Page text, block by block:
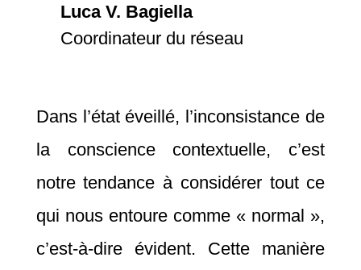
Luca V. Bagiella
Coordinateur du réseau
Dans l’état éveillé, l’inconsistance de
la conscience contextuelle, c’est
notre tendance à considérer tout ce
qui nous entoure comme « normal »,
c’est-à-dire évident. Cette manière